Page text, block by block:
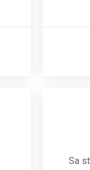
Sa